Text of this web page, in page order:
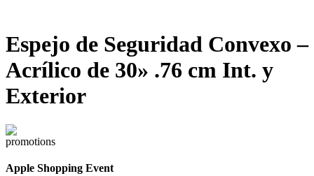
Espejo de Seguridad Convexo –
Acrílico de 30» .76 cm Int. y
Exterior
Apple Shopping Event